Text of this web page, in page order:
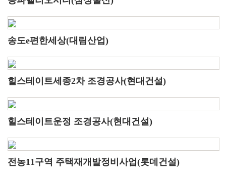
송도e편한세상(대림산업)
힐스테이트세종2차 조경공사(현대건설)
힐스테이트운정 조경공사(현대건설)
전농11구역 주택재개발정비사업(롯데건설)